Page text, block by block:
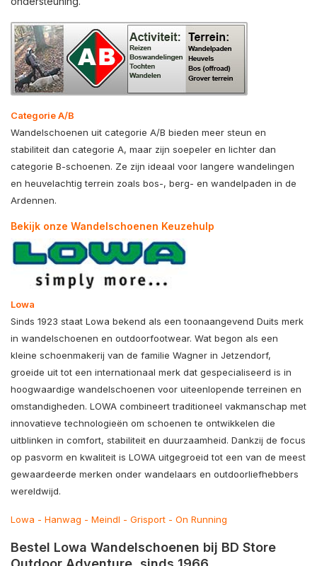
Categorie A/B
Wandelschoenen uit categorie A/B bieden meer steun en
stabiliteit dan categorie A, maar zijn soepeler en lichter dan
categorie B-schoenen. Ze zijn ideaal voor langere wandelingen
en heuvelachtig terrein zoals bos-, berg- en wandelpaden in de
Ardennen.
Bekijk onze Wandelschoenen Keuzehulp
Lowa
Sinds 1923 staat Lowa bekend als een toonaangevend Duits merk
in wandelschoenen en outdoorfootwear. Wat begon als een
kleine schoenmakerij van de familie Wagner in Jetzendorf,
groeide uit tot een internationaal merk dat gespecialiseerd is in
hoogwaardige wandelschoenen voor uiteenlopende terreinen en
omstandigheden. LOWA combineert traditioneel vakmanschap met
innovatieve technologieën om schoenen te ontwikkelen die
uitblinken in comfort, stabiliteit en duurzaamheid. Dankzij de focus
op pasvorm en kwaliteit is LOWA uitgegroeid tot een van de meest
gewaardeerde merken onder wandelaars en outdoorliefhebbers
wereldwijd.
Lowa - Hanwag - Meindl - Grisport - On Running
Bestel Lowa Wandelschoenen bij BD Store